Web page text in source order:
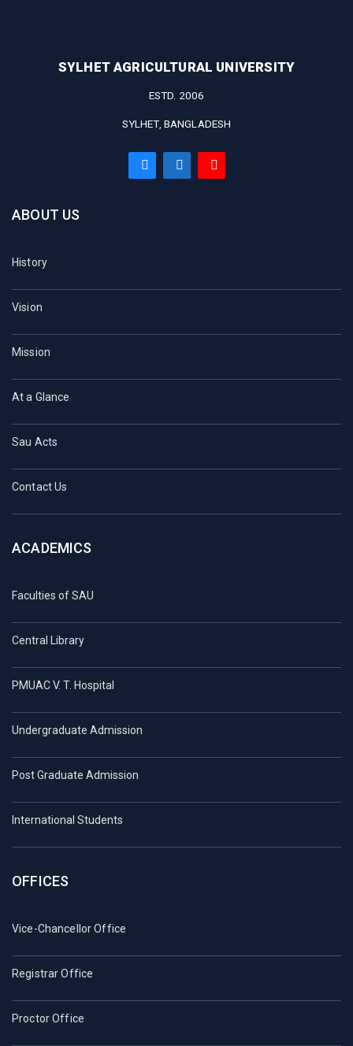
SYLHET AGRICULTURAL UNIVERSITY
ESTD. 2006
SYLHET, BANGLADESH
ABOUT US
History
Vision
Mission
At a Glance
Sau Acts
Contact Us
ACADEMICS
Faculties of SAU
Central Library
PMUAC V. T. Hospital
Undergraduate Admission
Post Graduate Admission
International Students
OFFICES
Vice-Chancellor Office
Registrar Office
Proctor Office